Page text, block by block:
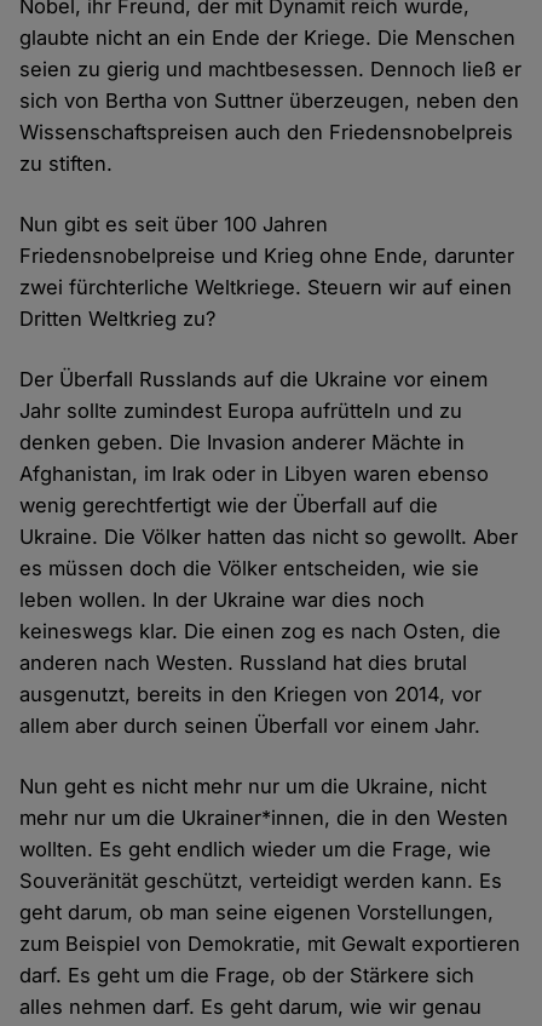
Nobel, ihr Freund, der mit Dynamit reich wurde,
glaubte nicht an ein Ende der Kriege. Die Menschen
seien zu gierig und machtbesessen. Dennoch ließ er
sich von Bertha von Suttner überzeugen, neben den
Wissenschaftspreisen auch den Friedensnobelpreis
zu stiften.
Nun gibt es seit über 100 Jahren
Friedensnobelpreise und Krieg ohne Ende, darunter
zwei fürchterliche Weltkriege. Steuern wir auf einen
Dritten Weltkrieg zu?
Der Überfall Russlands auf die Ukraine vor einem
Jahr sollte zumindest Europa aufrütteln und zu
denken geben. Die Invasion anderer Mächte in
Afghanistan, im Irak oder in Libyen waren ebenso
wenig gerechtfertigt wie der Überfall auf die
Ukraine. Die Völker hatten das nicht so gewollt. Aber
es müssen doch die Völker entscheiden, wie sie
leben wollen. In der Ukraine war dies noch
keineswegs klar. Die einen zog es nach Osten, die
anderen nach Westen. Russland hat dies brutal
ausgenutzt, bereits in den Kriegen von 2014, vor
allem aber durch seinen Überfall vor einem Jahr.
Nun geht es nicht mehr nur um die Ukraine, nicht
mehr nur um die Ukrainer*innen, die in den Westen
wollten. Es geht endlich wieder um die Frage, wie
Souveränität geschützt, verteidigt werden kann. Es
geht darum, ob man seine eigenen Vorstellungen,
zum Beispiel von Demokratie, mit Gewalt exportieren
darf. Es geht um die Frage, ob der Stärkere sich
alles nehmen darf. Es geht darum, wie wir genau